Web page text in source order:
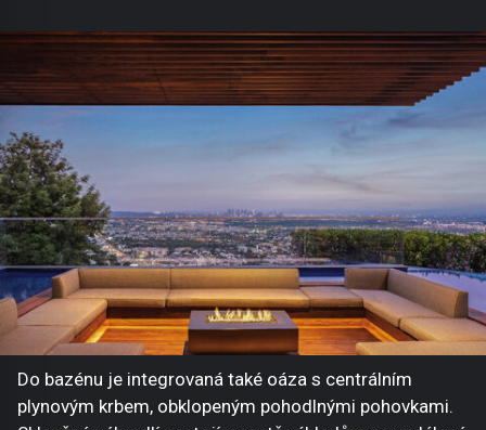
Do bazénu je integrovaná také oáza s centrálním
plynovým krbem, obklopeným pohodlnými pohovkami.